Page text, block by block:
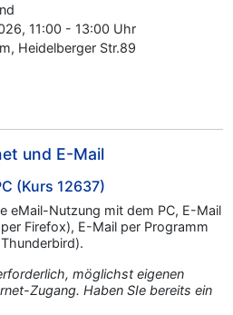
11:00 - 13:00 Uhr
Heidelberger Str.89
und E-Mail
(Kurs 12637)
eMail-Nutzung mit dem PC, E-Mail
Firefox), E-Mail per Programm
möglichst eigenen
Zugang. Haben SIe bereits ein